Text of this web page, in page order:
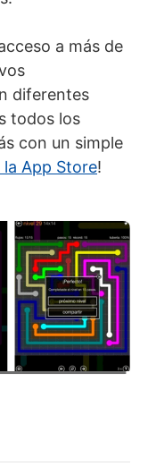
a más de
diferentes
todos los
con un simple
la App Store!